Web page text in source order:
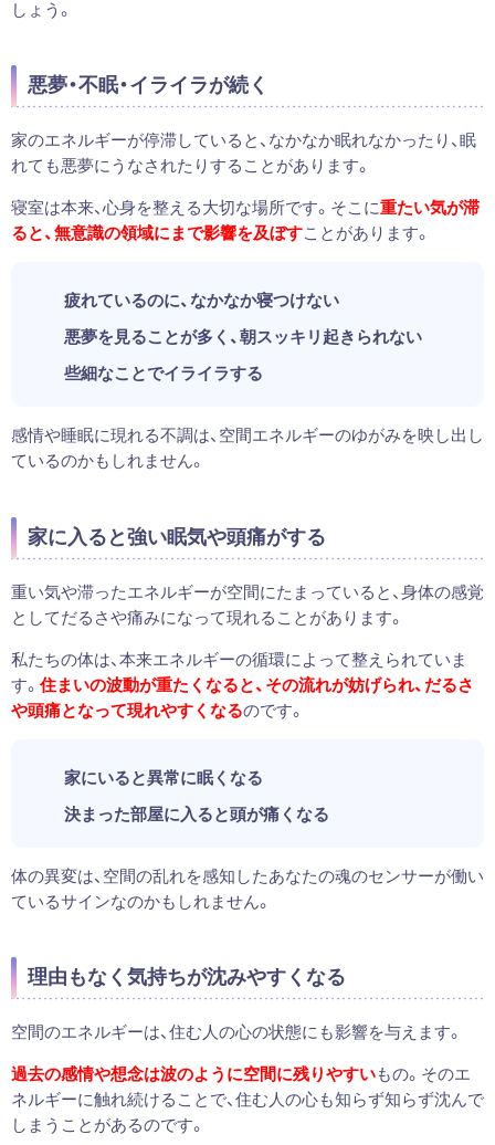
しょう。
悪夢・不眠・イライラが続く
家のエネルギーが停滞していると、なかなか眠れなかったり、眠
れても悪夢にうなされたりすることがあります。
寝室は本来、心身を整える大切な場所です。そこに重たい気が滞
ると、無意識の領域にまで影響を及ぼすことがあります。
疲れているのに、なかなか寝つけない
悪夢を見ることが多く、朝スッキリ起きられない
些細なことでイライラする
感情や睡眠に現れる不調は、空間エネルギーのゆがみを映し出し
ているのかもしれません。
家に入ると強い眠気や頭痛がする
重い気や滞ったエネルギーが空間にたまっていると、身体の感覚
としてだるさや痛みになって現れることがあります。
私たちの体は、本来エネルギーの循環によって整えられていま
す。 住まいの波動が重たくなると、その流れが妨げられ、だるさ
や頭痛となって現れやすくなるのです。
家にいると異常に眠くなる
決まった部屋に入ると頭が痛くなる
体の異変は、空間の乱れを感知したあなたの魂のセンサーが働い
ているサインなのかもしれません。
理由もなく気持ちが沈みやすくなる
空間のエネルギーは、住む人の心の状態にも影響を与えます。
過去の感情や想念は波のように空間に残りやすいもの。そのエ
ネルギーに触れ続けることで、住む人の心も知らず知らず沈んで
しまうことがあるのです。